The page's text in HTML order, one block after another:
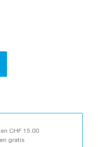
CHF 15.00
gratis